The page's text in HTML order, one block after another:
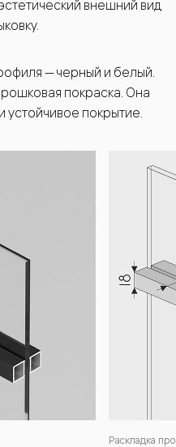
Раскладка
внешний вид
— черный и белый.
покраска. Она
устойчивое покрытие.